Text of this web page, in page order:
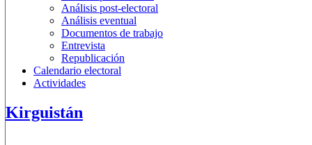
Análisis post-electoral
Análisis eventual
Documentos de trabajo
Entrevista
Republicación
Calendario electoral
Actividades
Kirguistán